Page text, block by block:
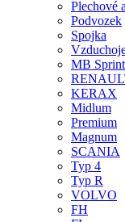
Plechové
Podvozek
Spojka
MB
KERAX
Midlum
Premium
Magnum
SCANIA
Typ 4
Typ R
VOLVO
FH